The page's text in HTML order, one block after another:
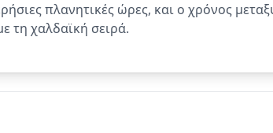
πλανητικές ώρες, και ο χρόνος
τη χαλδαϊκή σειρά.